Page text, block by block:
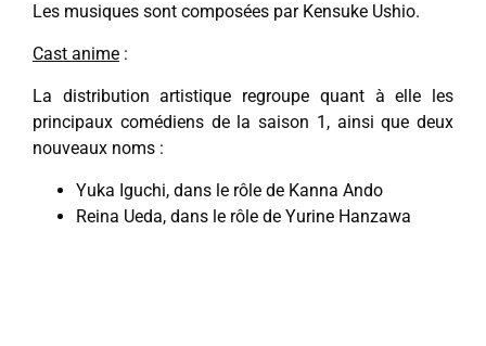
Les musiques sont composées par Kensuke Ushio.
Cast anime :
La distribution artistique regroupe quant à elle les
principaux comédiens de la saison 1, ainsi que deux
nouveaux noms :
Yuka Iguchi, dans le rôle de Kanna Ando
Reina Ueda, dans le rôle de Yurine Hanzawa